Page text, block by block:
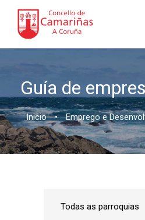
Guía de
Inicio • Emprego e